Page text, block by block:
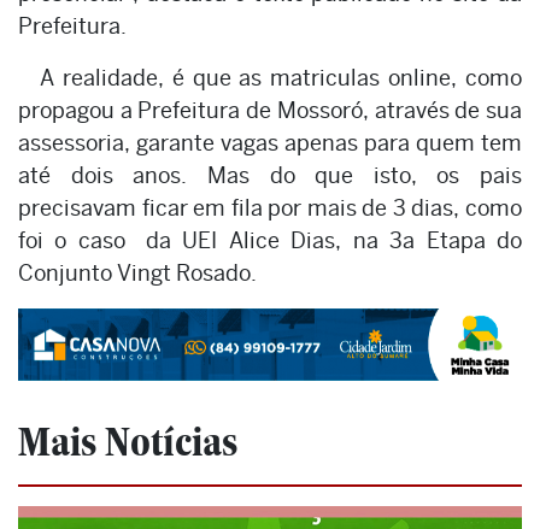
Prefeitura.
A realidade, é que as matriculas online, como
propagou a Prefeitura de Mossoró, através de sua
assessoria, garante vagas apenas para quem tem
até dois anos. Mas do que isto, os pais
precisavam ficar em fila por mais de 3 dias, como
foi o caso da UEI Alice Dias, na 3a Etapa do
Conjunto Vingt Rosado.
Mais Notícias